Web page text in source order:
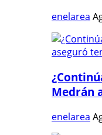
enelarea
Medrán
enelarea